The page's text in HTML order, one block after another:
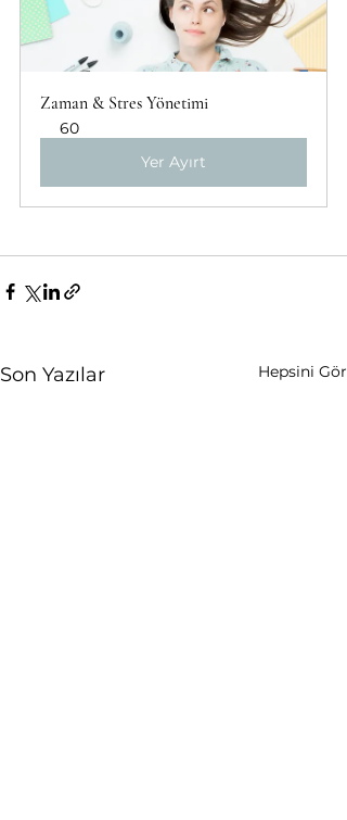
Zaman & Stres Yönetimi
60
Yer Ayırt
Son Yazılar Hepsini Gör